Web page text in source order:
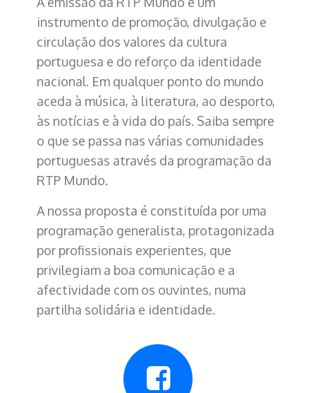
instrumento de promoção, divulgação e
circulação dos valores da cultura
portuguesa e do reforço da identidade
nacional. Em qualquer ponto do mundo
aceda à música, à literatura, ao desporto,
às notícias e à vida do país. Saiba sempre
o que se passa nas várias comunidades
portuguesas através da programação da
RTP Mundo.
A nossa proposta é constituída por uma
programação generalista, protagonizada
por profissionais experientes, que
privilegiam a boa comunicação e a
afectividade com os ouvintes, numa
partilha solidária e identidade.